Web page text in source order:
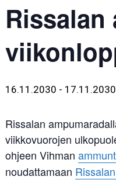
Rissalan
16.11.2030 - 17.11.2030
Rissalan
viikkovuorojen
ohjeen Vihman
noudattamaan